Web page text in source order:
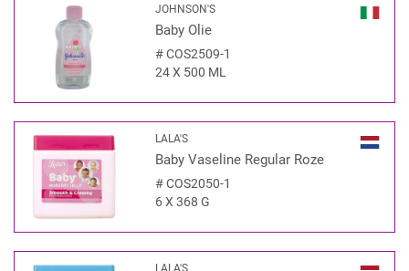
JOHNSON'S
Baby Olie
#COS2509-1
24 X 500 ML
LALA'S
Baby Vaseline Regular Roze
#COS2050-1
6 X 368 G
LALA'S